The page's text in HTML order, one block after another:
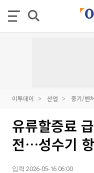
이투데이 산업 중기/벤
유류할증료
전…성수기
입력 2026-05-16 06:00